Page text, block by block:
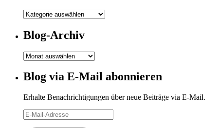
Meine
Blog-Archiv
Blog-
Blog via E-Mail abonnieren
Erhalte Benachrichtigungen über neue Beiträge via E-Mail.
E-
Mail-